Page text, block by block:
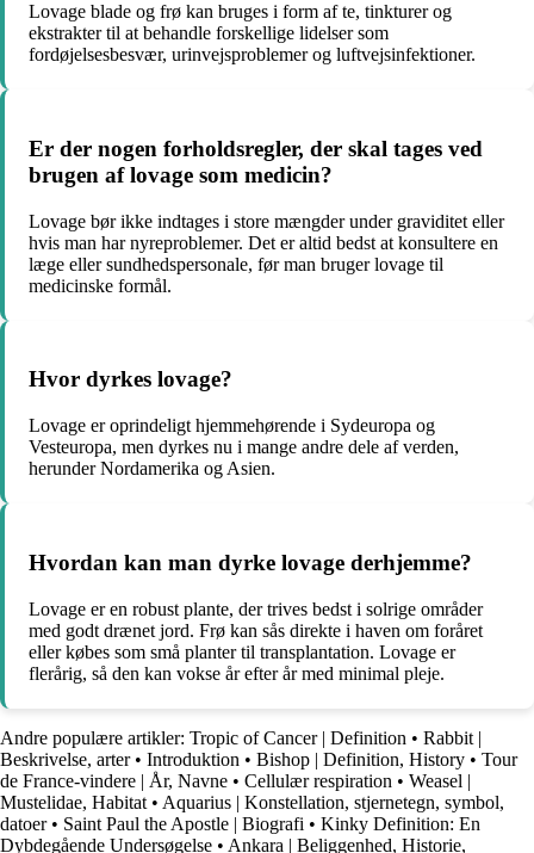
Lovage blade og frø kan bruges i form af te, tinkturer og
ekstrakter til at behandle forskellige lidelser som
fordøjelsesbesvær, urinvejsproblemer og luftvejsinfektioner.
Er der nogen forholdsregler, der skal tages ved
brugen af lovage som medicin?
Lovage bør ikke indtages i store mængder under graviditet eller
hvis man har nyreproblemer. Det er altid bedst at konsultere en
læge eller sundhedspersonale, før man bruger lovage til
medicinske formål.
Hvor dyrkes lovage?
Lovage er oprindeligt hjemmehørende i Sydeuropa og
Vesteuropa, men dyrkes nu i mange andre dele af verden,
herunder Nordamerika og Asien.
Hvordan kan man dyrke lovage derhjemme?
Lovage er en robust plante, der trives bedst i solrige områder
med godt drænet jord. Frø kan sås direkte i haven om foråret
eller købes som små planter til transplantation. Lovage er
flerårig, så den kan vokse år efter år med minimal pleje.
Andre populære artikler: Tropic of Cancer | Definition • Rabbit |
Beskrivelse, arter• Introduktion • Bishop | Definition, History • Tour
de France-vindere | År, Navne • Cellulær respiration • Weasel |
Mustelidae, Habitat • Aquarius | Konstellation, stjernetegn, symbol,
datoer• Saint Paul the Apostle | Biografi • Kinky Definition: En
Dybdegående Undersøgelse • Ankara | Beliggenhed, Historie,